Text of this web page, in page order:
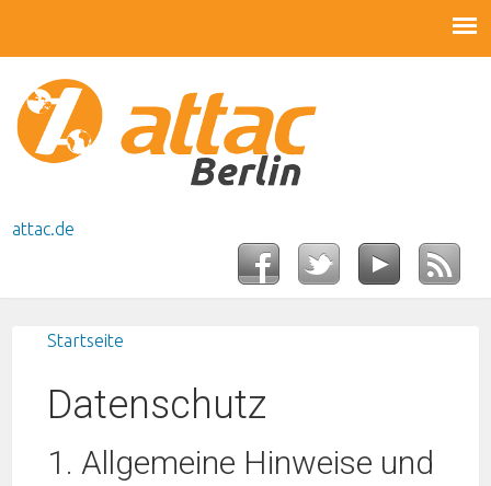
attac.de
Startseite
Datenschutz
1. Allgemeine Hinweise und